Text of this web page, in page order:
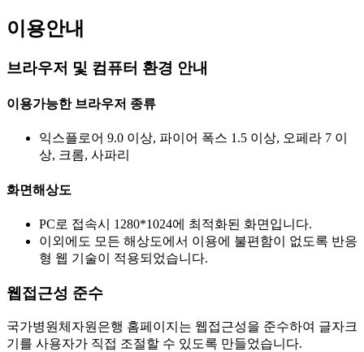
이용안내
브라우저 및 컴퓨터 환경 안내
이용가능한 브라우저 종류
익스플로어 9.0 이상, 파이어 폭스 1.5 이상, 오페라 7 이
상, 크롬, 사파리
화면해상도
PC로 접속시 1280*1024에 최적화된 화면입니다.
이외에도 모든 해상도에서 이용에 불편함이 없도록 반응
형 웹 기술이 적용되었습니다.
웹접근성 준수
국가병원체자원은행 홈페이지는 웹접근성을 준수하여 글자크
기를 사용자가 직접 조절할 수 있도록 만들었습니다.